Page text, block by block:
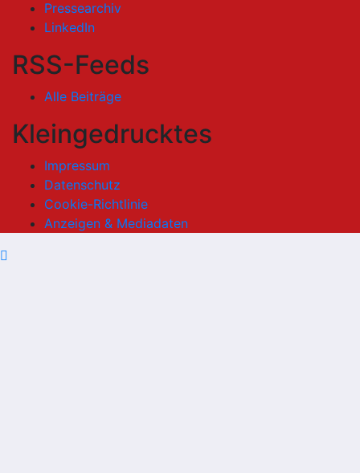
Pressearchiv
LinkedIn
RSS-Feeds
Alle Beiträge
Kleingedrucktes
Impressum
Datenschutz
Cookie-Richtlinie
Anzeigen & Mediadaten